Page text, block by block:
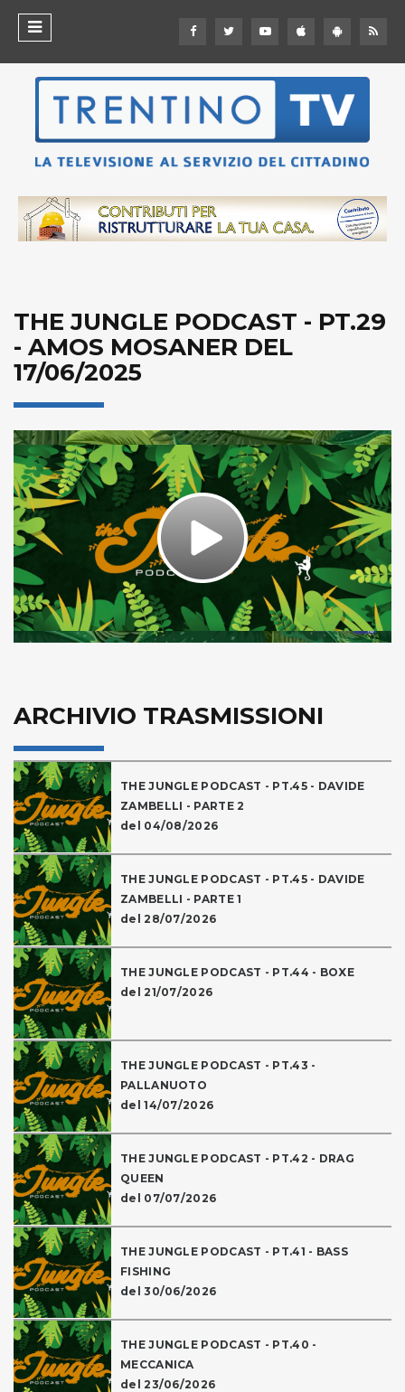
THE JUNGLE PODCAST - PT.29
- AMOS MOSANER DEL
17/06/2025
Play
Video
ARCHIVIO TRASMISSIONI
THE JUNGLE PODCAST - PT.45 - DAVIDE
ZAMBELLI - PARTE 2
del 04/08/2026
THE JUNGLE PODCAST - PT.45 - DAVIDE
ZAMBELLI - PARTE 1
del 28/07/2026
THE JUNGLE PODCAST - PT.44 - BOXE
del 21/07/2026
THE JUNGLE PODCAST - PT.43 -
PALLANUOTO
del 14/07/2026
THE JUNGLE PODCAST - PT.42 - DRAG
QUEEN
del 07/07/2026
THE JUNGLE PODCAST - PT.41 - BASS
FISHING
del 30/06/2026
THE JUNGLE PODCAST - PT.40 -
MECCANICA
del 23/06/2026